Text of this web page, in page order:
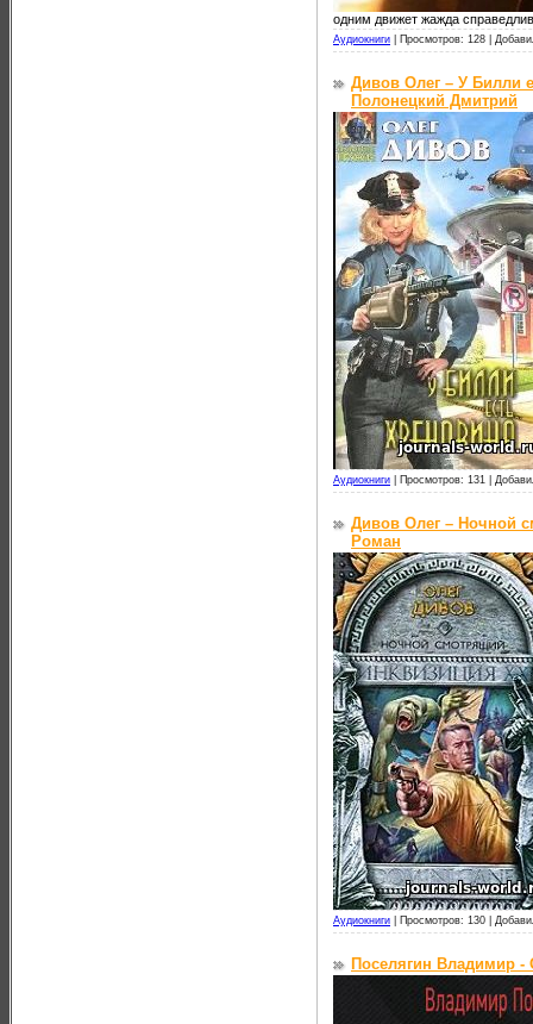
одним движет жажда
Аудиокниги Просмотров: 128 |
Дивов Олег – У Билли
Полонецкий Дмитрий
Аудиокниги Просмотров: 131 |
Дивов Олег – Ночной
Роман
Аудиокниги Просмотров: 130 |
Поселягин Владимир -